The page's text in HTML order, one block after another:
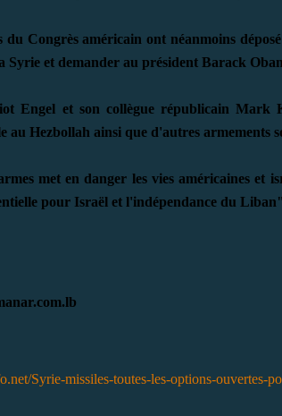
du Congrès américain ont néanmoins
Syrie et demander au président Barack
Engel et son collègue républicain
au Hezbollah ainsi que d'autres armements
met en danger les vies américaines et
pour Israël et l'indépendance du
Syrie-missiles-toutes-les-options-ouvertes-